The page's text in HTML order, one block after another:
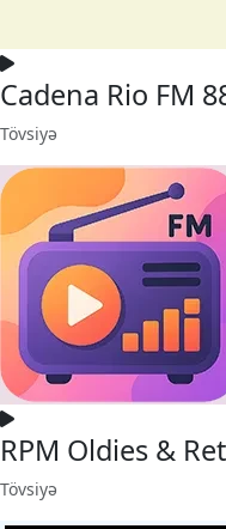
Cadena Rio FM
Tövsiyə
RPM Oldies &
Tövsiyə